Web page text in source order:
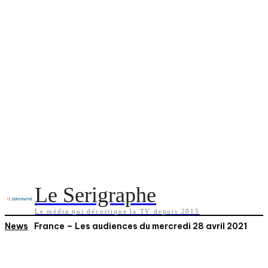
Le Serigraphe
Le média qui décortique la TV depuis 2015
News France – Les audiences du mercredi 28 avril 2021